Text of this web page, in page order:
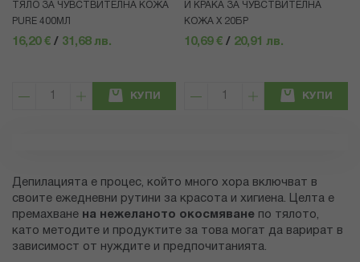
ТЯЛО ЗА ЧУВСТВИТЕЛНА КОЖА
PURE 400МЛ
16,20 € / 31,68 лв.
КУПИ
И КРАКА ЗА ЧУВСТВИТЕЛНА
КОЖА Х 20БР
10,69 € / 20,91 лв.
КУПИ
Депилацията е процес, който много хора включват в
своите ежедневни рутини за красота и хигиена. Целта е
премахване на нежеланото окосмяване по тялото,
като методите и продуктите за това могат да варират в
зависимост от нуждите и предпочитанията.